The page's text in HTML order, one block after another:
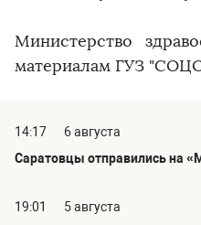
Министерство
материалам ГУЗ
14:17
6 августа
Саратовцы отправились на
19:01
5 августа